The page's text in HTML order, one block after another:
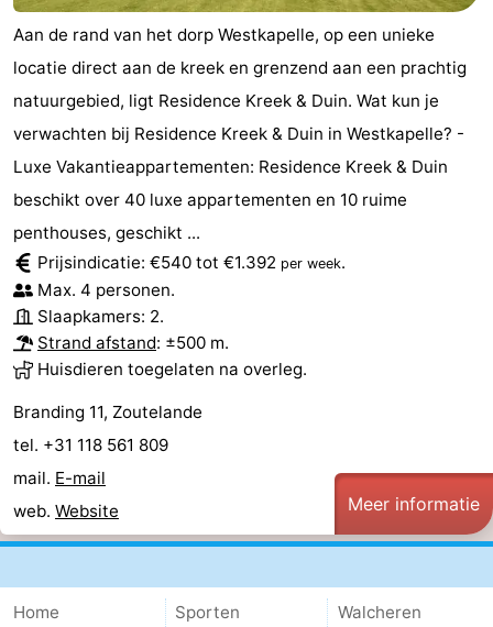
Aan de rand van het dorp Westkapelle, op een unieke
locatie direct aan de kreek en grenzend aan een prachtig
natuurgebied, ligt Residence Kreek & Duin. Wat kun je
verwachten bij Residence Kreek & Duin in Westkapelle? -
Luxe Vakantieappartementen: Residence Kreek & Duin
beschikt over 40 luxe appartementen en 10 ruime
penthouses, geschikt ...
Prijsindicatie: €540 tot €1.392 per week.
Max. 4 personen.
Slaapkamers: 2.
Strand afstand: ±500 m.
Huisdieren toegelaten na overleg.
Branding 11, Zoutelande
tel. +31 118 561 809
mail. E-mail
web. Website Meer informatie
Home
Sporten
Walcheren